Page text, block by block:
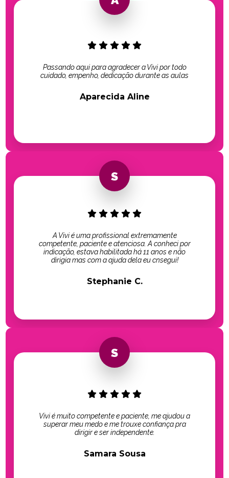
Passando aqui para agradecer a Vivi por todo
cuidado, empenho, dedicação durante as aulas
Aparecida Aline
A Vivi é uma profissional extremamente
competente, paciente e atenciosa. A conheci por
indicação, estava habilitada há 11 anos e não
dirigia mas com a ajuda dela eu cnsegui!
Stephanie C.
Vivi é muito competente e paciente, me ajudou a
superar meu medo e me trouxe confiança pra
dirigir e ser independente.
Samara Sousa